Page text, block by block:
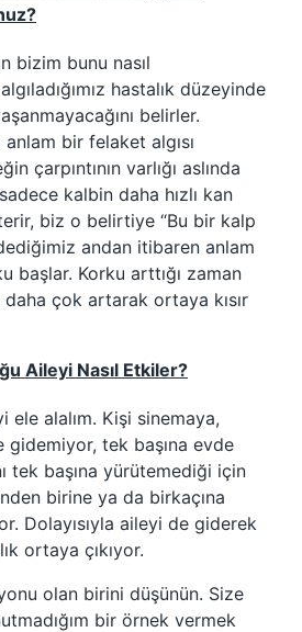
bizim bunu nasıl
hastalık düzeyinde
belirler.
bir felaket algısı
çarpıntının varlığı aslında
kalbin daha hızlı kan
biz o belirtiye “Bu bir kalp
andan itibaren anlam
başlar. Korku arttığı zaman
çok artarak ortaya kısır
Aileyi Nasıl Etkiler?
ele alalım. Kişi sinemaya,
gidemiyor, tek başına evde
tek başına yürütemediği için
birine ya da birkaçına
Dolayısıyla aileyi de giderek
ortaya çıkıyor.
olan birini düşünün. Size
bir örnek vermek